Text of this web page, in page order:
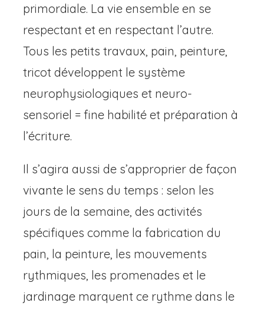
primordiale. La vie ensemble en se
respectant et en respectant l’autre.
Tous les petits travaux, pain, peinture,
tricot développent le système
neurophysiologiques et neuro-
sensoriel = fine habilité et préparation à
l’écriture.
Il s’agira aussi de s’approprier de façon
vivante le sens du temps : selon les
jours de la semaine, des activités
spécifiques comme la fabrication du
pain, la peinture, les mouvements
rythmiques, les promenades et le
jardinage marquent ce rythme dans le